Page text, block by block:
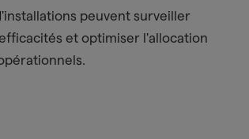
peuvent surveiller
et optimiser l'allocation